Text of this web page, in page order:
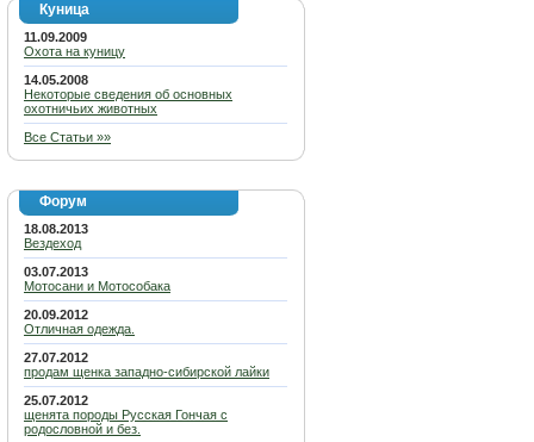
Куница
11.09.2009
Охота на куницу
14.05.2008
Некоторые сведения об основных
охотничьих животных
Все Статьи »»
Форум
18.08.2013
Вездеход
03.07.2013
Мотосани и Мотособака
20.09.2012
Отличная одежда.
27.07.2012
продам щенка западно-сибирской лайки
25.07.2012
щенята породы Русская Гончая с
родословной и без.